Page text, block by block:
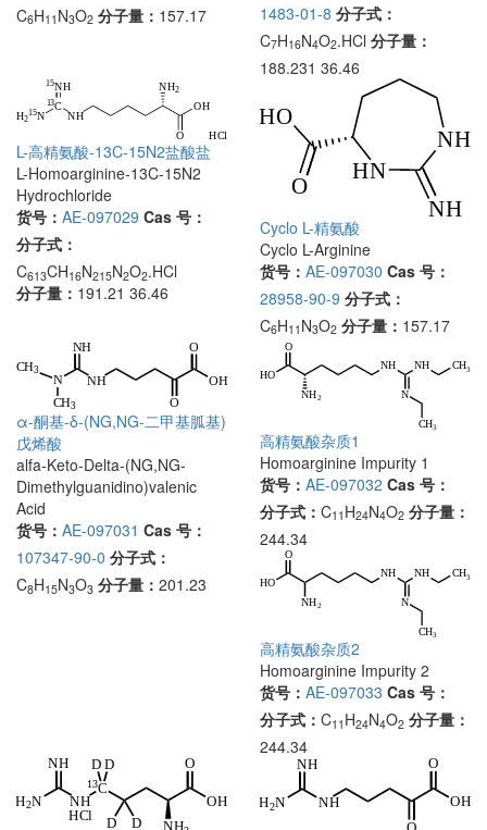
C6H11 N3O2 分子量： 157.17
1483-01-8 分子式：
C7H16N4O2.HCl 分子量：
188.231 36.46
L-高精氨酸-13C-15N2盐酸盐
L-Homoarginine-13C-15N2
Hydrochloride
货号： AE-097029 Cas 号：
分子式：
C613CH16N215N2O2.HCl
分子量： 191.21 36.46
Cyclo L-精氨酸
Cyclo L-Arginine
货号： AE-097030 Cas 号：
28958-90-9 分子式：
C6H11 N3O2 分子量： 157.17
α-酮基-δ-(NG,NG-二甲基胍基)
戊烯酸
alfa-Keto-Delta-(NG,NG-
Dimethylguanidino)valenic
Acid
货号： AE-097031 Cas 号：
107347-90-0 分子式：
C8H15N3O3 分子量： 201.23
高精氨酸杂质1
Homoarginine Impurity 1
货号： AE-097032 Cas 号：
分子式： C11 H24N4O2 分子量：
244.34
高精氨酸杂质2
Homoarginine Impurity 2
货号： AE-097033 Cas 号：
分子式： C11 H24N4O2 分子量：
244.34